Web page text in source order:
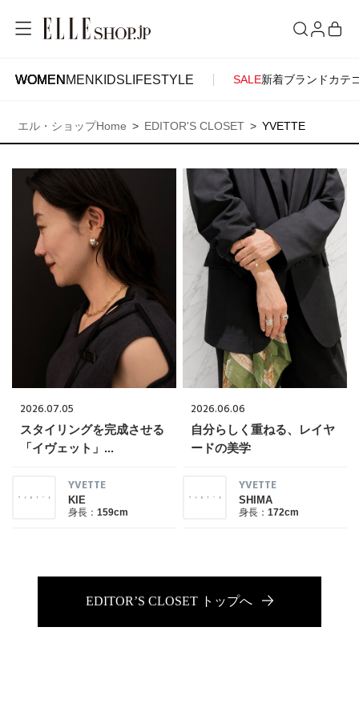
WOMEN MEN KIDS LIFESTYLE SALE新着ブランドカテ
WOMENMENKIDSLIFESTYLE
新着アイテム
再入荷アイテム
ランキング
ブランド
最旬！トレンドワード
【Tシャツ】デイリーに活躍
CATEGORY
ACCOUNT
お気に入りブランド
ご注文履歴
ポイント・クーポン
会員情報
アカウント連携
マイページ
ご利用ガイド
エル・ショップHome EDITOR'S CLOSET YVETTE
2026.07.05
スタイリングを完成させる
「イヴェット」...
YVETTE
KIE
身長： 159cm
2026.06.06
自分らしく重ねる、レイヤ
ードの美学
YVETTE
SHIMA
身長： 172cm
EDITOR’S CLOSET トップへ